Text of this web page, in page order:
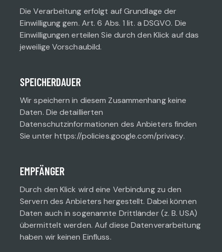
Die Verarbeitung erfolgt auf Grundlage der
Einwilligung gem. Art. 6 Abs. 1 lit. a DSGVO. Die
Einwilligungen erteilen Sie durch den Klick auf das
jeweilige Vorschaubild.
SPEICHERDAUER
Wir speichern in diesem Zusammenhang keine
Daten. Die detaillierten
Datenschutzinformationen des Anbieters finden
Sie unter https://policies.google.com/privacy.
EMPFÄNGER
Durch den Klick wird eine Verbindung zu den
Servern des Anbieters hergestellt. Dabei können
Daten auch in sogenannte Drittländer (z. B. USA)
übermittelt werden. Auf diese Datenverarbeitung
haben wir keinen Einfluss.